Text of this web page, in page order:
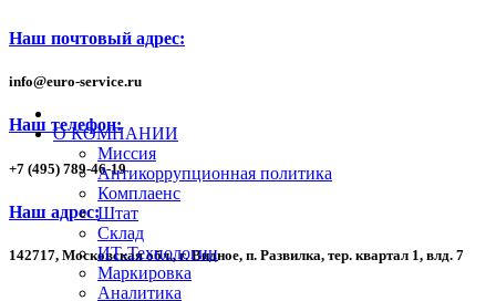
Наш почтовый адрес:
info@euro-service.ru
Наш телефон:
+7 (495) 789-46-19
Наш адрес:
142717, Московская обл., г. Видное, п. Развилка, тер. квартал 1, влд. 7
О КОМПАНИИ
Миссия
Антикоррупционная политика
Комплаенс
Штат
Склад
ИТ-Технологии
Маркировка
Аналитика